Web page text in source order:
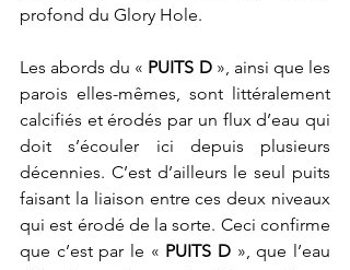
profond du Glory Hole.
Les abords du « PUITS D », ainsi que les
parois elles-mêmes, sont littéralement
calcifiés et érodés par un flux d’eau qui
doit s’écouler ici depuis plusieurs
décennies. C’est d’ailleurs le seul puits
faisant la liaison entre ces deux niveaux
qui est érodé de la sorte. Ceci confirme
que c’est par le « PUITS D », que l’eau